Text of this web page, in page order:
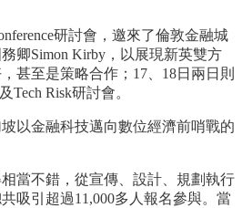
研討會，邀來了倫敦金融城
卿Simon Kirby，以展現新英雙方
甚至是策略合作；17、18日兩日則
Tech Risk研討會。
以金融科技邁向數位經濟前哨戰的
當不錯，從宣傳、設計、規劃執行
吸引超過11,000多人報名參與。當